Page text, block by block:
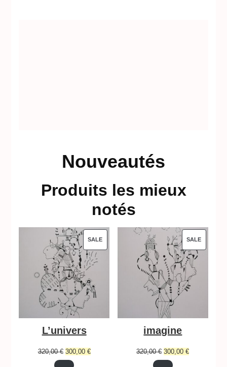
Nouveautés
Produits les mieux
notés
SALEPRODUCT
L’univers
320,00€ Original
300,00 €Current
SALE
imagine
320,00€ Original
300,00€Current